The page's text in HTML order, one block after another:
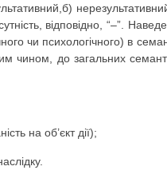
б)
відповідно, “–”.
чи психологічного) в
чином, до загальних
на об’єкт дії);